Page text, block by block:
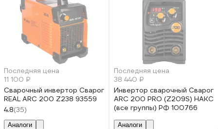
Последняя цена
11 100 ₽
Сварочный инвертор Сварог
REAL ARC 200 Z238 93559
4.8(35)
Аналоги
Последняя цена
38 440 ₽
Инвертор сварочный Сварог
ARC 200 PRO (Z209S) НАКС
(все группы) РФ 100766
Аналоги